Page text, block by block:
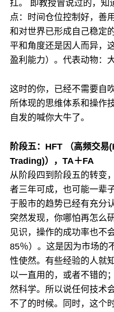
扛。 即教授曾说过的，知
点：时间仓位控制好，善
和对世界已形成自己稳定
平和角度还是因人而异，
盈利能力）。代表动物：大
这时的你，已经不需要自
所体现的思维体系和操作
自发的喊你大牛了。
阶段五：HFT （高频交
Trading)），TA＋FA
从阶段四到阶段五的转变
者三年可成，也可能一辈
于股市的趋势已经有充分
突然发现，你哪怕再怎么
见识，操作的成功率也不
85％）。这是因为市场的
性使然。有些经验的人就
以一直用的，或者不错的
然科学。所以说任何技术
不了的时候。同时，这个